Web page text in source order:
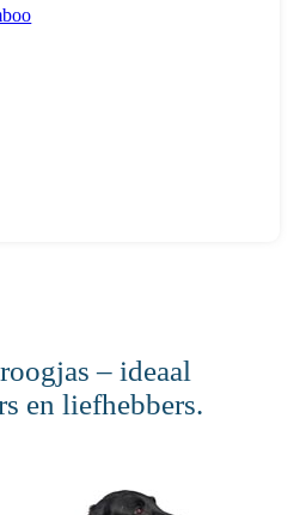
– ideaal
en liefhebbers.